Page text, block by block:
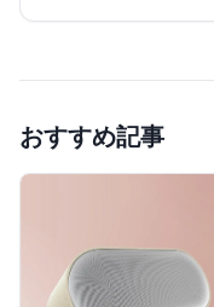
おすすめ記事